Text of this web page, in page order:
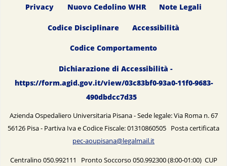
Privacy Nuovo Cedolino WHR Note Legali
Codice Disciplinare Accessibilità
Codice Comportamento
Dichiarazione di Accessibilità -
https://form.agid.gov.it/view/03c83bf0-93a0-11f0-9683-
490dbdcc7d35
Azienda Ospedaliero Universitaria Pisana - Sede legale: Via Roma n. 67
56126 Pisa - Partiva Iva e Codice Fiscale: 01310860505 Posta certificata
pec-aoupisana@legalmail.it
Centralino 050.992111 Pronto Soccorso 050.992300 (8:00-01:00) CUP